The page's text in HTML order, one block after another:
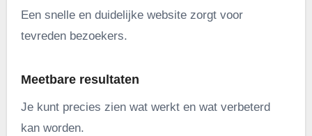
Een snelle en duidelijke website zorgt voor
tevreden bezoekers.
Meetbare resultaten
Je kunt precies zien wat werkt en wat verbeterd
kan worden.